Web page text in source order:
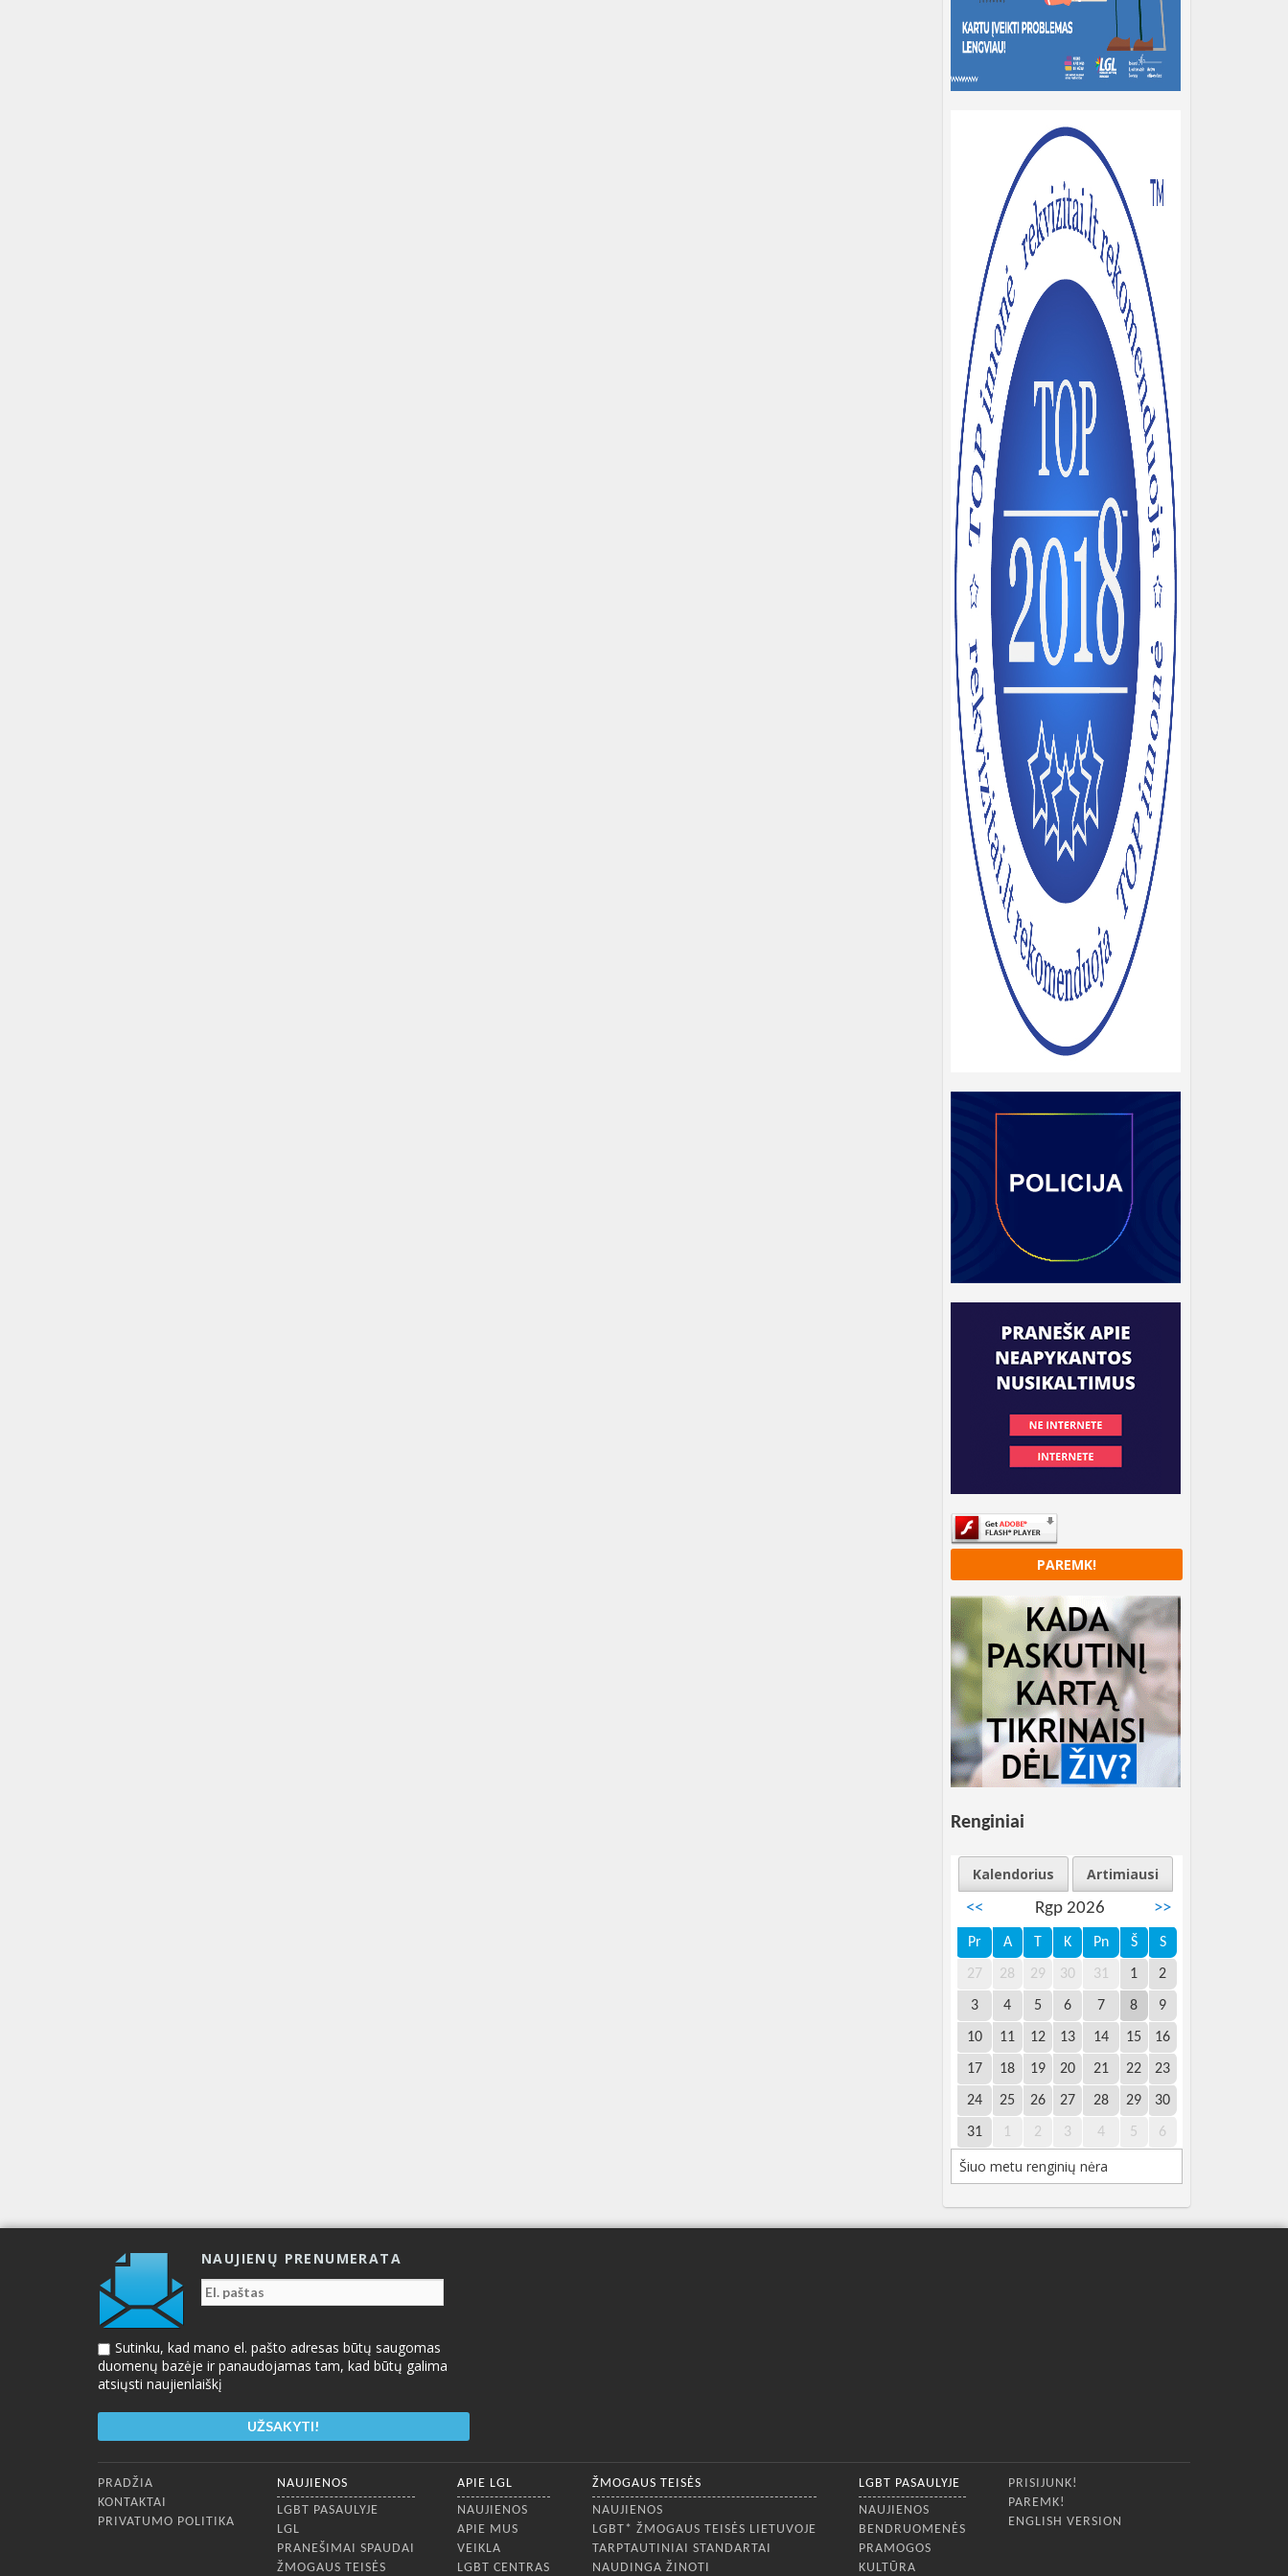
PAREMK!
Renginiai
Kalendorius
Artimiausi
<<
Rgp 2026 >>
Pr A T K Pn Š S
27 28 29 30 31 1 2
3 4 5 6 7 8 9
10 11 12 13 14 15 16
17 18 19 20 21 22 23
24 25 26 27 28 29 30
31 1 2 3 4 5 6
Šiuo metu renginių nėra
NAUJIENŲ PRENUMERATA
Sutinku, kad mano el. pašto adresas būtų saugomas
duomenų bazėje ir panaudojamas tam, kad būtų galima
atsiųsti naujienlaiškį
Apatinis meniu
PRADŽIA
KONTAKTAI
PRIVATUMO POLITIKA
NAUJIENOS
LGBT PASAULYJE
LGL
PRANEŠIMAI SPAUDAI
ŽMOGAUS TEISĖS
APIE LGL
NAUJIENOS
APIE MUS
VEIKLA
LGBT CENTRAS
ŽMOGAUS TEISĖS
NAUJIENOS
LGBT* ŽMOGAUS TEISĖS LIETUVOJE
TARPTAUTINIAI STANDARTAI
NAUDINGA ŽINOTI
LGBT PASAULYJE
NAUJIENOS
BENDRUOMENĖS
PRAMOGOS
KULTŪRA
PRISIJUNK!
PAREMK!
ENGLISH VERSION